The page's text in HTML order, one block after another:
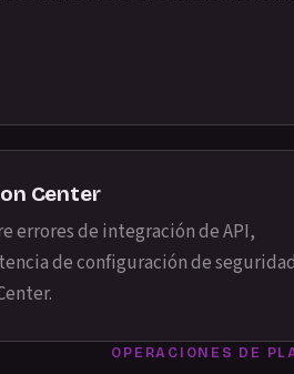
Center
errores de integración de API,
de configuración de
.
OPERACIONES DE